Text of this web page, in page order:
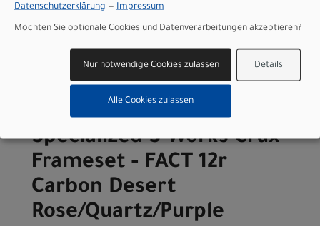
Art.Nr. 71426-0052
Farbe: Desert Rose/Quartz/Purple Haze/Majesty
Grösse: 52
pro Stück (inkl. MwSt. zzgl.Versandkosten für
Grossartikel)
Specialized S-Works Crux
Frameset - FACT 12r
Carbon Desert
Rose/Quartz/Purple
sind wie bei uns in der Europäischen Union.
Datenschutzerklärung — Impressum
Möchten Sie optionale Cookies und Datenverarbeitungen akzeptieren?
Details
Nur notwendige Cookies zulassen
Alle Cookies zulassen